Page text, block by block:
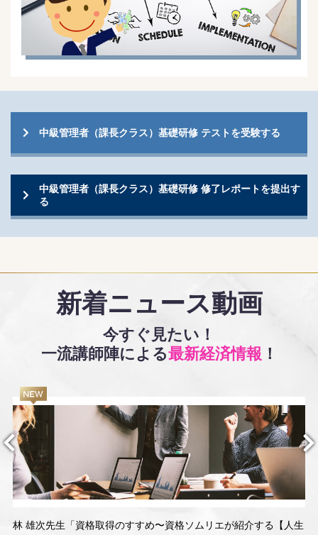
中級管理者（課長クラス）基礎研修 テストを受験する
中級管理者（課長クラス）基礎研修 修了レポートを提出す
る
新着ニュース動画
今すぐ見たい！
一流講師陣による最新経済情報 ！
林 雄次先生「資格取得のすすめ〜資格ソムリエが紹介する【人生